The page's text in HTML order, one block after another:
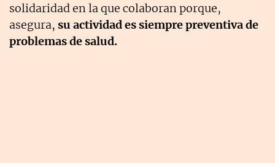
solidaridad en la que colaboran porque,
asegura, su actividad es siempre preventiva de
problemas de salud.